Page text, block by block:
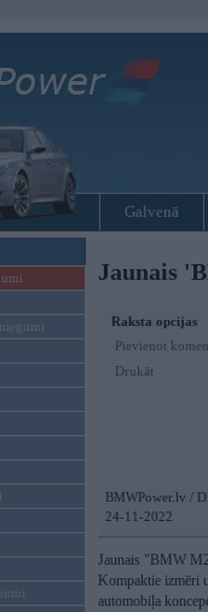
Galvenā
Jaunais
Raksta opcijas
Pievienot
Drukāt
BMWPower.lv /
24-11-2022
Jaunais "BMW
Kompaktie izmēri
automobiļa